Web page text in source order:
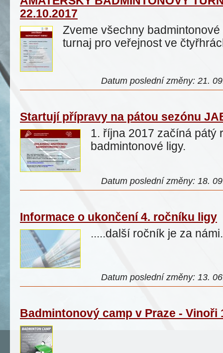
22.10.2017
Zveme všechny
turnaj pro veřejnost ve
Datum poslední změny: 21.
Startují přípravy na pátou sezónu
1. října 2017 začíná pátý
badmintonové ligy.
Datum poslední změny: 18.
Informace o ukončení 4. ročníku ligy
.....další ročník je za námi.
Datum poslední změny: 13.
Badmintonový camp v Praze - Vinoři